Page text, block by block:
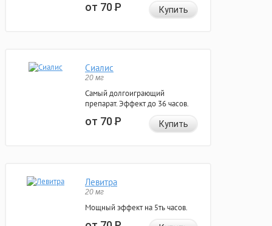
от 70Р Купить
Сиалис
20 мг
Самый долгоиграющий
препарат. Эффект до 36 часов.
от 70Р Купить
Левитра
20 мг
Мощный эффект на 5ть часов.